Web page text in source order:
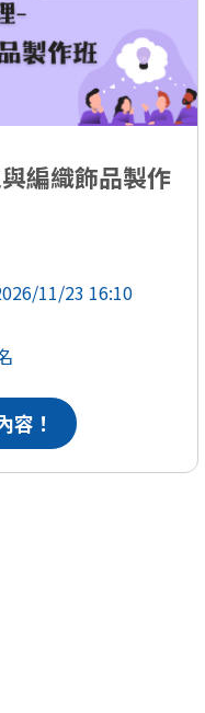
編織飾品製作
11/23 16:10
容！